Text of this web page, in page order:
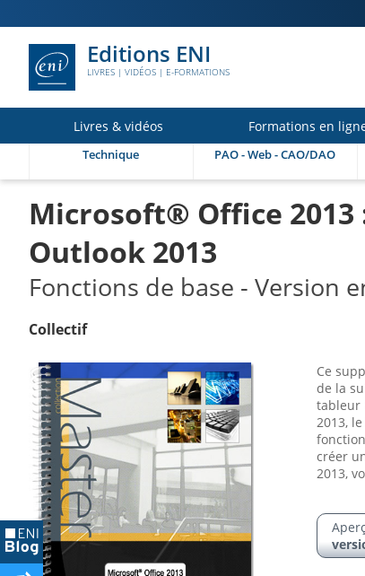
Editions ENI
LIVRES | VIDÉOS | E-FORMATIONS
Livres & vidéos Formations en
Technique PAO - Web - CAO/DAO
Microsoft® Office 2013
Outlook 2013
Fonctions de base - Version
Collectif
Ce
de la
tableur
2013,
créer
2013,